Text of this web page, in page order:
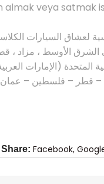
almak veya satmak
الشرق الأوسط ، مزاد ،
المتحدة (الإمارات
– قطر – فلسطين – عمان
Share: Facebook,